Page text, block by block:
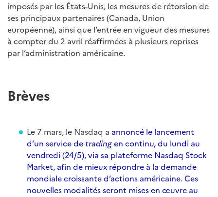
imposés par les États-Unis, les mesures de rétorsion de
ses principaux partenaires (Canada, Union
européenne), ainsi que l’entrée en vigueur des mesures
à compter du 2 avril réaffirmées à plusieurs reprises
par l’administration américaine.
Brèves
Le 7 mars, le Nasdaq a annoncé le lancement
d’un service de tradingen continu, du lundi au
vendredi (24/5), via sa plateforme Nasdaq Stock
Market, afin de mieux répondre à la demande
mondiale croissante d’actions américaine. Ces
nouvelles modalités seront mises en œuvre au